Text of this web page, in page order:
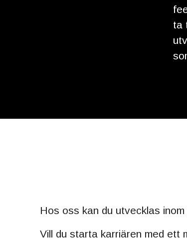
ta
Hos oss kan du utvecklas
Vill du starta karriären med ett